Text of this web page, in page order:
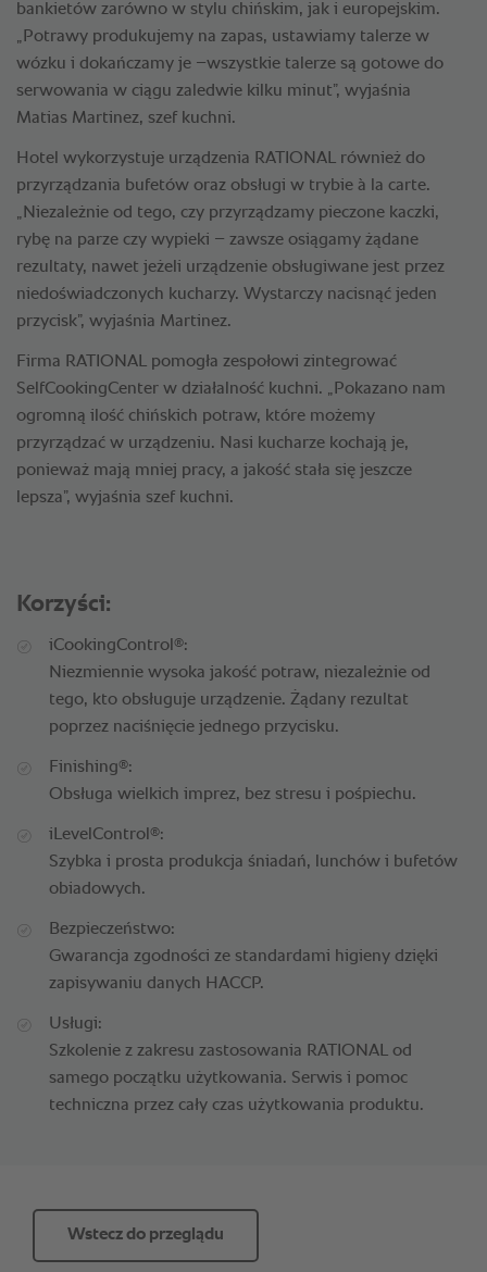
bankietów zarówno w stylu chińskim, jak i europejskim.
„Potrawy produkujemy na zapas, ustawiamy talerze w
wózku i dokańczamy je –wszystkie talerze są gotowe do
serwowania w ciągu zaledwie kilku minut”, wyjaśnia
Matias Martinez, szef kuchni.
Hotel wykorzystuje urządzenia RATIONAL również do
przyrządzania bufetów oraz obsługi w trybie à la carte.
„Niezależnie od tego, czy przyrządzamy pieczone kaczki,
rybę na parze czy wypieki – zawsze osiągamy żądane
rezultaty, nawet jeżeli urządzenie obsługiwane jest przez
niedoświadczonych kucharzy. Wystarczy nacisnąć jeden
przycisk”, wyjaśnia Martinez.
Firma RATIONAL pomogła zespołowi zintegrować
SelfCookingCenter w działalność kuchni. „Pokazano nam
ogromną ilość chińskich potraw, które możemy
przyrządzać w urządzeniu. Nasi kucharze kochają je,
ponieważ mają mniej pracy, a jakość stała się jeszcze
lepsza”, wyjaśnia szef kuchni.
Korzyści:
iCookingControl ®:
Niezmiennie wysoka jakość potraw, niezależnie od
tego, kto obsługuje urządzenie. Żądany rezultat
poprzez naciśnięcie jednego przycisku.
Finishing®:
Obsługa wielkich imprez, bez stresu i pośpiechu.
iLevelControl ®:
Szybka i prosta produkcja śniadań, lunchów i bufetów
obiadowych.
Bezpieczeństwo:
Gwarancja zgodności ze standardami higieny dzięki
zapisywaniu danych HACCP.
Usługi:
Szkolenie z zakresu zastosowania RATIONAL od
samego początku użytkowania. Serwis i pomoc
techniczna przez cały czas użytkowania produktu.
Wstecz do przeglądu